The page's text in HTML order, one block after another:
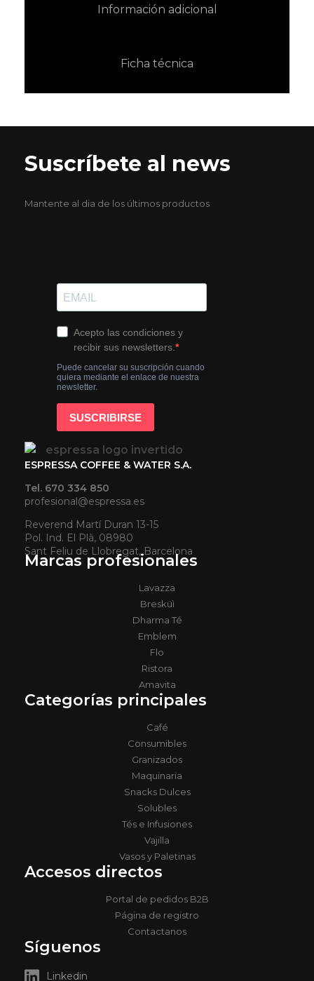
Información adicional
Ficha técnica
Suscríbete al news
Mantente al dia de los últimos productos
ESPRESSA COFFEE & WATER S.A.
Tel. 670 334 850
profesional@espressa.es
Reverend Martí Duran 13-15
Pol. Ind. El Plà, 08980
Sant Feliu de Llobregat, Barcelona
Marcas profesionales
Lavazza
Bresküì
Dharma Té
Emblem
Flo
Ristora
Amavita
Categorías principales
Café
Consumibles
Granizados
Maquinaria
Snacks Dulces
Solubles
Tés e Infusiones
Vajilla
Vasos y Paletinas
Accesos directos
Portal de pedidos B2B
Página de registro
Contactanos
Síguenos
Linkedin